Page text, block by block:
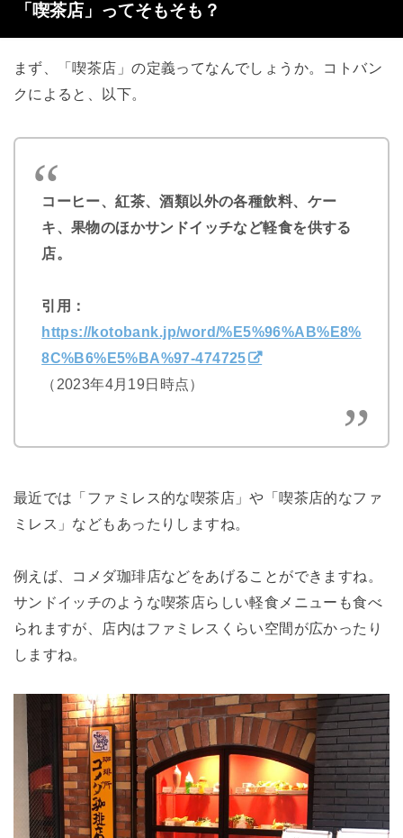
「喫茶店」ってそもそも？
まず、「喫茶店」の定義ってなんでしょうか。コトバン
クによると、以下。
コーヒー、紅茶、酒類以外の各種飲料、ケー
キ、果物のほかサンドイッチなど軽食を供する
店。
引用：
https://kotobank.jp/word/%E5%96%AB%E8%
8C%B6%E5%BA%97-474725
（2023年4月19日時点）
最近では「ファミレス的な喫茶店」や「喫茶店的なファ
ミレス」などもあったりしますね。
例えば、コメダ珈琲店などをあげることができますね。
サンドイッチのような喫茶店らしい軽食メニューも食べ
られますが、店内はファミレスくらい空間が広かったり
しますね。